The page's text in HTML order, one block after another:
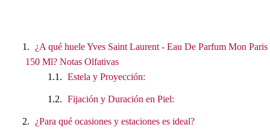
¿A qué huele Yves Saint Laurent - Eau De Parfum Mon Paris
150 Ml? Notas Olfativas
Estela y Proyección:
Fijación y Duración en Piel:
¿Para qué ocasiones y estaciones es ideal?